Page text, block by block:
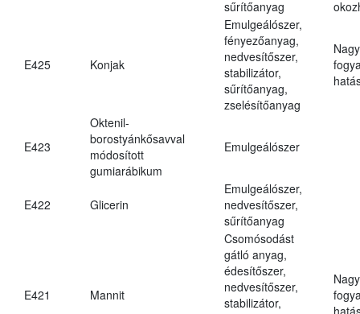
sűrítőanyag
E425 Konjak
Emulgeálószer,
fényezőanyag,
nedvesítőszer,
stabilizátor,
sűrítőanyag,
zselésítőanyag
E423
Oktenil-
borostyánkősavval
módosított
gumiarábikum
Emulgeálószer
E422 Glicerin
Emulgeálószer,
nedvesítőszer,
sűrítőanyag
E421 Mannit
Csomósodást
gátló anyag,
édesítőszer,
nedvesítőszer,
stabilizátor,